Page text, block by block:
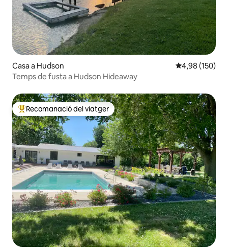
Casa a Hudson 4,98 de
4,98 (150)
Temps de fusta a Hudson Hideaway
Principals recomanacions dels viatgers
Recomanació del viatger